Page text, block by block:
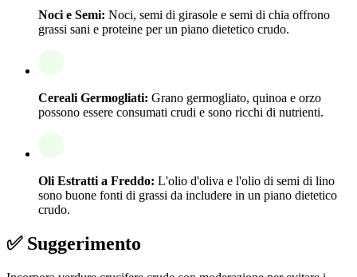
Noci e Semi: Noci, semi di girasole e semi di chia offrono
grassi sani e proteine per un piano dietetico crudo.
Cereali Germogliati: Grano germogliato, quinoa e orzo
possono essere consumati crudi e sono ricchi di nutrienti.
Oli Estratti a Freddo: L'olio d'oliva e l'olio di semi di lino
sono buone fonti di grassi da includere in un piano dietetico
crudo.
✅ Suggerimento